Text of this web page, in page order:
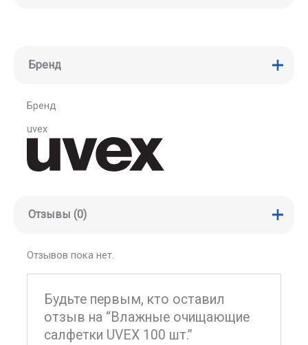
Бренд
Бренд
uvex
Отзывы (0)
Отзывов пока нет.
Будьте первым, кто оставил
отзыв на “Влажные очищающие
салфетки UVEX 100 шт.”